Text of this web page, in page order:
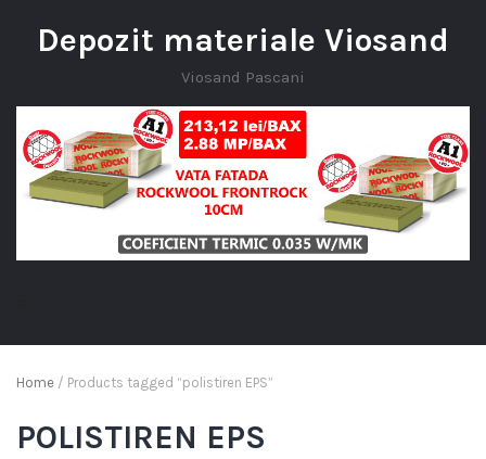
Depozit materiale Viosand
Viosand Pascani
Home / Products tagged “polistiren EPS”
POLISTIREN EPS